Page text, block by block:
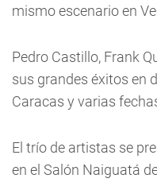
mismo escenario en
Pedro Castillo, Frank
sus grandes éxitos en
Caracas y varias
El trío de artistas se
en el Salón Naiguatá